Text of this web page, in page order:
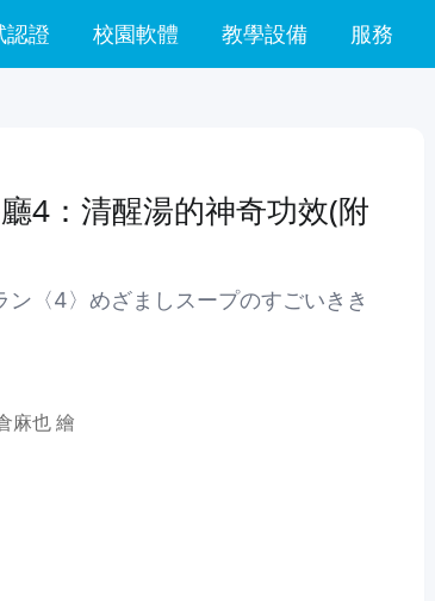
認證 校園軟體 教學設備 服務
4：清醒湯的神奇功效(附
〈4〉めざましスープのすごいきき
麻也 繪